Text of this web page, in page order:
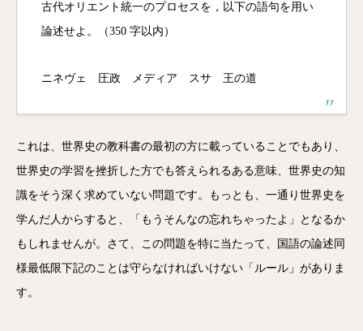
古代オリエント統一のプロセスを，以下の語句を用い
論述せよ。（350 字以内）
ニネヴェ 圧政 メディア スサ 王の道
これは、世界史の教科書の最初の方に載っていることでもあり、
世界史の学習を挫折した方でも答えられるある意味、世界史の知
識をそう深く求めていない問題です。もっとも、一通り世界史を
学んだ人からすると、「もうそんなの忘れちゃったよ」となるか
もしれませんが。さて、この問題を特に当たって、国語の論述同
様最低限下記のことは守らなければいけない「ルール」がありま
す。